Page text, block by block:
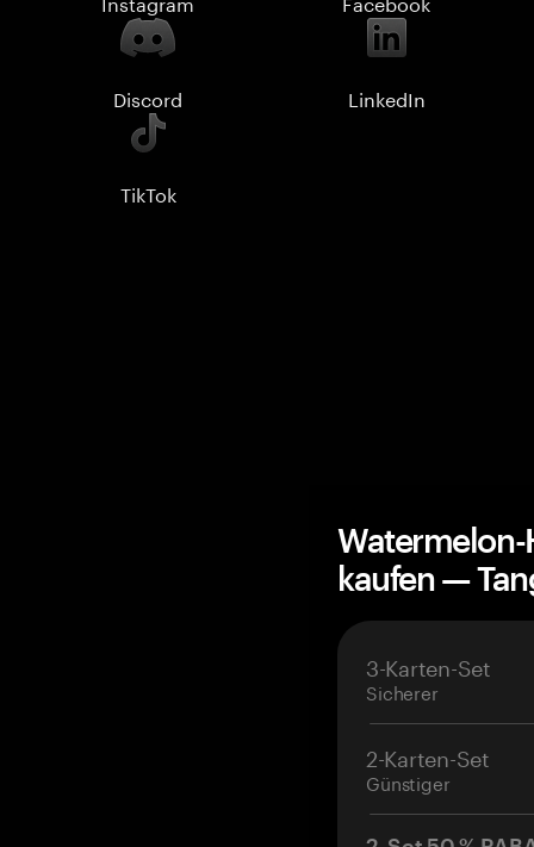
Discord LinkedIn
TikTok
kaufen —
3-Karten-Set
Sicherer
2-Karten-Set
Günstiger